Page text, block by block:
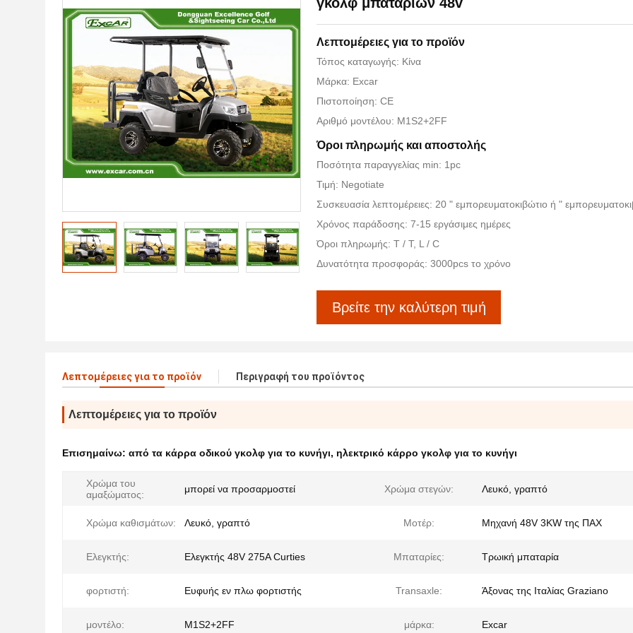
Λεπτομέρειες για το προϊόν
Τόπος καταγωγής: Κίνα
Μάρκα: Excar
Πιστοποίηση: CE
Αριθμό μοντέλου: M1S2+2FF
Όροι πληρωμής και αποστολής
Ποσότητα παραγγελίας min: 1pc
Τιμή: Negotiate
Συσκευασία λεπτομέρειες: 20 " εμπορευματοκιβώτιο ή "
Χρόνος παράδοσης: 7-15 εργάσιμες ημέρες
Όροι πληρωμής: T / T, L / C
Δυνατότητα προσφοράς: 3000pcs το χρόνο
Βρείτε την καλύτερη τιμή
Λεπτομέρειες για το προϊόν Περιγραφή του προϊόντος
Λεπτομέρειες για το προϊόν
Επισημαίνω: από τα κάρρα οδικού γκολφ για το κυνήγι, ηλεκτρικό κάρρο γκολφ για το κυνήγι
Χρώμα του
αμαξώματος:
μπορεί να προσαρμοστεί Χρώμα στεγών: Λευκό, γραπτό
Χρώμα καθισμάτων: Λευκό, γραπτό Μοτέρ: Μηχανή 48V 3KW της ΠΑΧ
Ελεγκτής: Ελεγκτής 48V 275A Curties Μπαταρίες: Τρωική μπαταρία
φορτιστή: Ευφυής εν πλω φορτιστής Transaxle: Άξονας της Ιταλίας Graziano
μοντέλο: M1S2+2FF μάρκα: Excar